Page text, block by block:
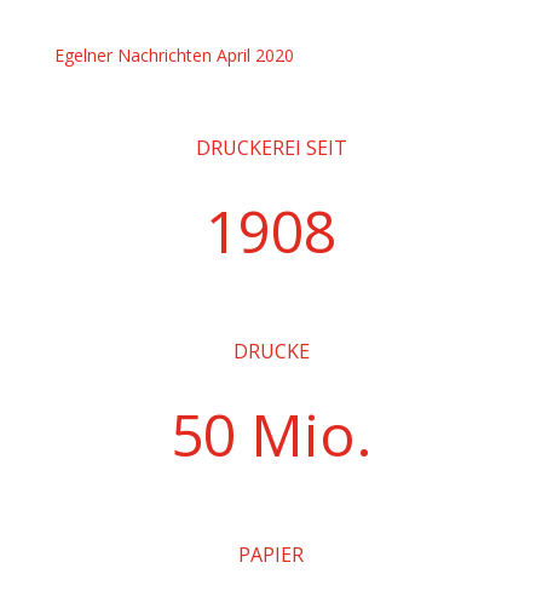
Egelner Nachrichten April 2020
DRUCKEREI SEIT
1908
DRUCKE
50 Mio.
PAPIER